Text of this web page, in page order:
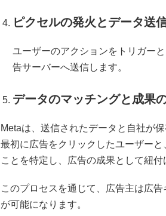
ピクセルの発火とデータ送
ユーザーのアクションをトリガー
告サーバーへ送信します。
データのマッチングと成果
Metaは、送信されたデータと自社が
最初に広告をクリックしたユーザー
ことを特定し、広告の成果として紐付
このプロセスを通じて、広告主は広
が可能になります。